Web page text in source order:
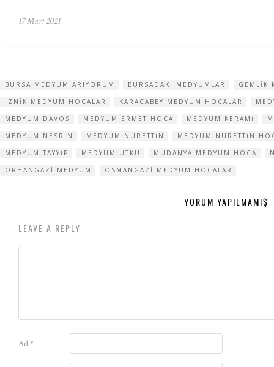
17 Mart 2021
BURSA MEDYUM ARIYORUM BURSADAKI MEDYUMLAR
GEMLIK
IZNIK MEDYUM HOCALAR
KARACABEY MEDYUM HOCALAR
MEDYUM DAVOS
MEDYUM ERMET HOCA MEDYUM KERAMI
MEDYUM NESRIN
MEDYUM NURETTIN
MEDYUM NURETTIN
MEDYUM TAYYIP
MEDYUM UTKU MUDANYA MEDYUM HOCA
ORHANGAZI MEDYUM
OSMANGAZI MEDYUM HOCALAR
YORUM YAPILMAMIŞ
LEAVE A REPLY
Ad*